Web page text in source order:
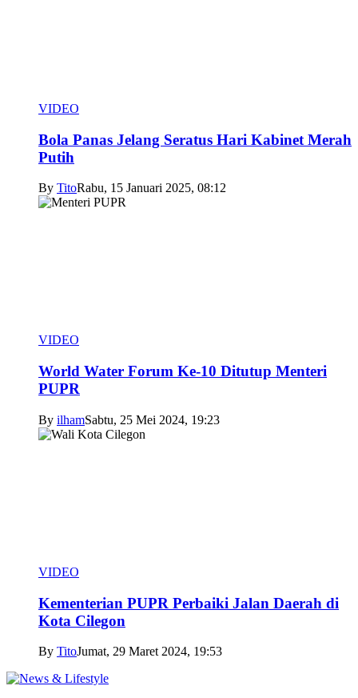
VIDEO
Bola Panas Jelang Seratus Hari Kabinet Merah
Putih
By TitoRabu, 15 Januari 2025, 08:12
VIDEO
World Water Forum Ke-10 Ditutup Menteri
PUPR
By ilhamSabtu, 25 Mei 2024, 19:23
VIDEO
Kementerian PUPR Perbaiki Jalan Daerah di
Kota Cilegon
By TitoJumat, 29 Maret 2024, 19:53